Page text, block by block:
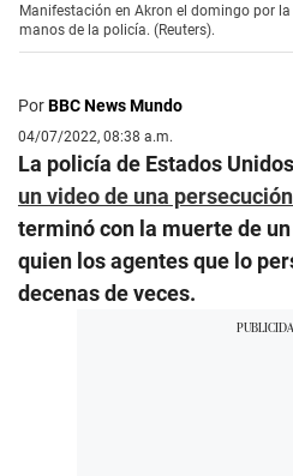
Manifestación en Akron el domingo por
manos de la policía. (Reuters).
PorBBC News Mundo
04/07/2022, 08:38 a.m.
La policía de Estados Unidos
un video de una
terminó con la muerte de
quien los agentes que lo
decenas de veces.